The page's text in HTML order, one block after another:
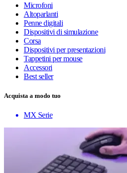
Microfoni
Altoparlanti
Penne digitali
Dispositivi di simulazione
Corsa
Dispositivi per presentazioni
Tappetini per mouse
Accessori
Best seller
Acquista a modo tuo
MX Serie